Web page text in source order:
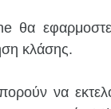
θα
κλάσης.
να